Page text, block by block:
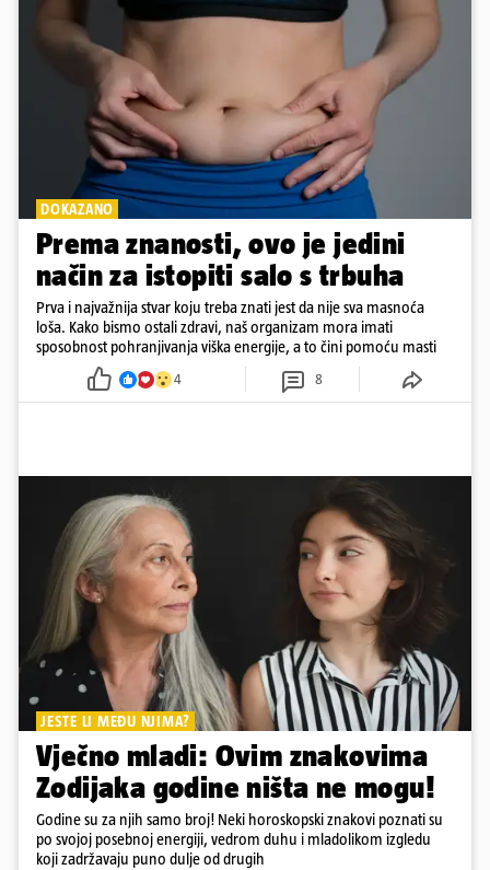
DOKAZANO
Prema znanosti, ovo je jedini
način za istopiti salo s trbuha
Prva i najvažnija stvar koju treba znati jest da nije sva masnoća
loša. Kako bismo ostali zdravi, naš organizam mora imati
sposobnost pohranjivanja viška energije, a to čini pomoću masti
4 8
JESTE LI MEĐU NJIMA?
Vječno mladi: Ovim znakovima
Zodijaka godine ništa ne mogu!
Godine su za njih samo broj! Neki horoskopski znakovi poznati su
po svojoj posebnoj energiji, vedrom duhu i mladolikom izgledu
koji zadržavaju puno dulje od drugih